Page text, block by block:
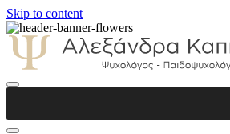
Skip to content
Παιδοψυχολόγος